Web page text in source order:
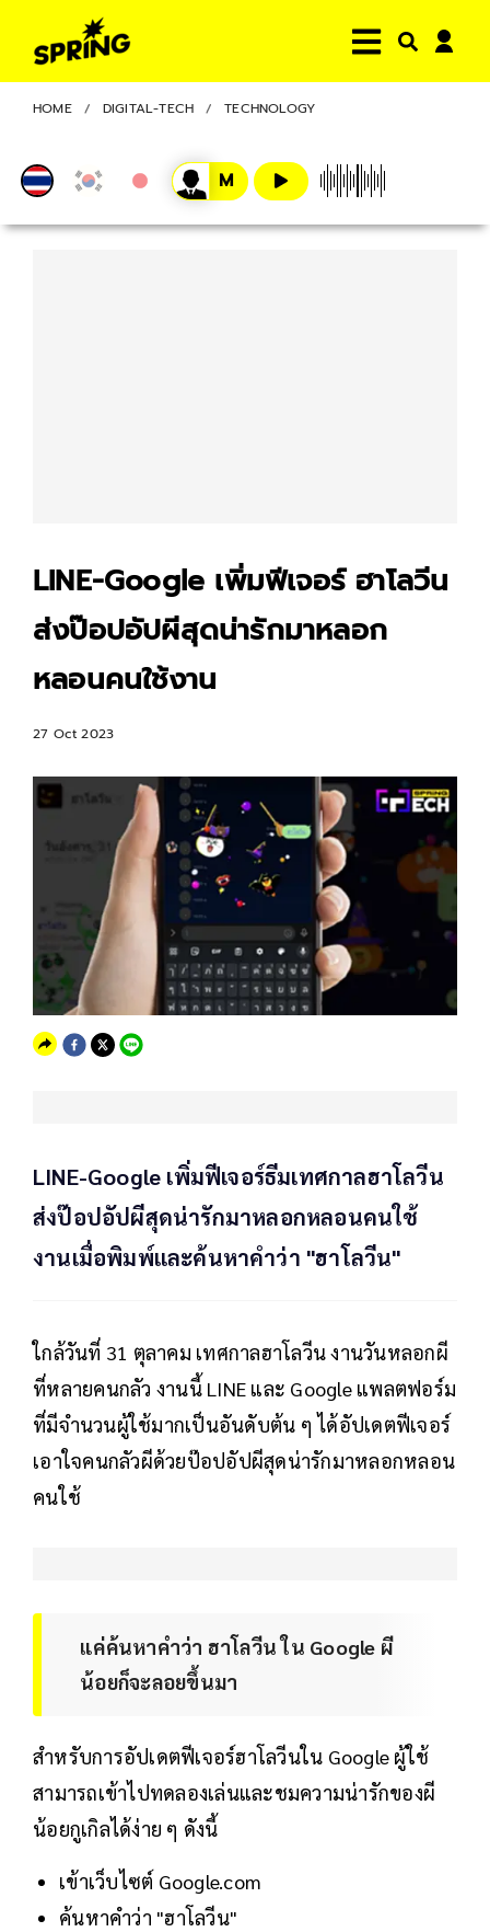
HOME DIGITAL-TECH TECHNOLOGY
LINE-Google เพิ่มฟีเจอร์ ฮาโลวีน
ส่งป๊อปอัปผีสุดน่ารักมาหลอก
หลอนคนใช้งาน
27 Oct 2023
LINE-Google เพิ่มฟีเจอร์ธีมเทศกาลฮาโลวีน
ส่งป๊อปอัปผีสุดน่ารักมาหลอกหลอนคนใช้
งานเมื่อพิมพ์และค้นหาคำว่า "ฮาโลวีน"
ใกล้วันที่ 31 ตุลาคม เทศกาลฮาโลวีน งานวันหลอกผี
ที่หลายคนกลัว งานนี้ LINE และ Google แพลตฟอร์ม
ที่มีจำนวนผู้ใช้มากเป็นอันดับต้น ๆ ได้อัปเดตฟีเจอร์
เอาใจคนกลัวผีด้วยป๊อปอัปผีสุดน่ารักมาหลอกหลอน
คนใช้
แค่ค้นหาคำว่า ฮาโลวีน ใน Google ผี
น้อยก็จะลอยขึ้นมา
สำหรับการอัปเดตฟีเจอร์ฮาโลวีนใน Google ผู้ใช้
สามารถเข้าไปทดลองเล่นและชมความน่ารักของผี
น้อยกูเกิลได้ง่าย ๆ ดังนี้
เข้าเว็บไซต์ Google.com
ค้นหาคำว่า "ฮาโลวีน"